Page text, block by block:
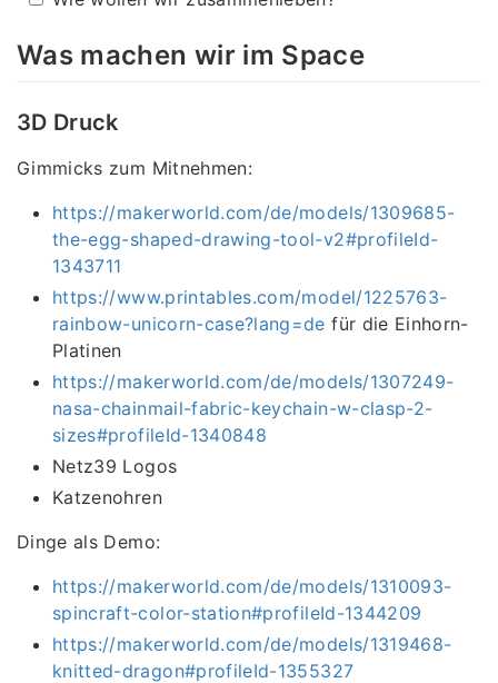
Was machen wir im Space
3D Druck
Gimmicks zum Mitnehmen:
https://makerworld.com/de/models/1309685-
the-egg-shaped-drawing-tool-v2#profileId-
1343711
https://www.printables.com/model/1225763-
rainbow-unicorn-case?lang=de für die Einhorn-
Platinen
https://makerworld.com/de/models/1307249-
nasa-chainmail-fabric-keychain-w-clasp-2-
sizes#profileId-1340848
Netz39 Logos
Katzenohren
Dinge als Demo:
https://makerworld.com/de/models/1310093-
spincraft-color-station#profileId-1344209
https://makerworld.com/de/models/1319468-
knitted-dragon#profileId-1355327